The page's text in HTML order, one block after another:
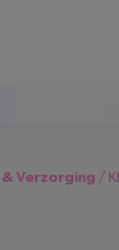
Verzorging /